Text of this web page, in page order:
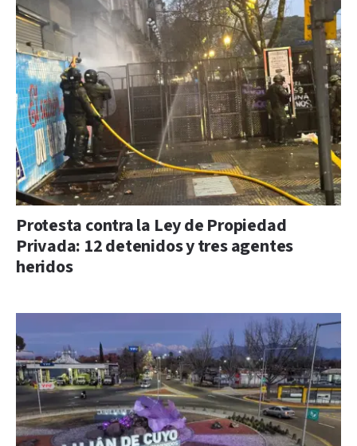
Protesta contra la Ley de Propiedad
Privada: 12 detenidos y tres agentes
heridos